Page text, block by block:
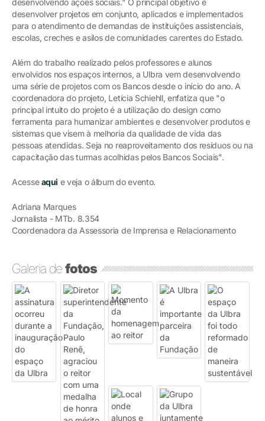
desenvolver projetos em conjunto, aplicados e implementados
para o atendimento de demandas de instituições assistenciais,
escolas, creches e asilos de comunidades carentes do Estado.
Além do trabalho realizado pelos professores e alunos
envolvidos nos espaços internos, a Ulbra vem desenvolvendo
uma série de projetos com os Bancos desde o início do ano. A
coordenadora do projeto, Letícia Schiehll, enfatiza que "o
principal intuito do projeto é a utilização do design como
ferramenta para humanizar ambientes e desenvolver produtos e
sistemas que visem à melhoria da qualidade de vida das
pessoas atendidas. Seja no reaproveitamento dos resíduos ou na
capacitação das turmas acolhidas pelos Bancos Sociais".
Acesseaqui e veja o álbum do evento.
Adriana Marques
Jornalista - MTb. 8.354
Coordenadora da Assessoria de Imprensa e Relacionamento
Galeria defotos